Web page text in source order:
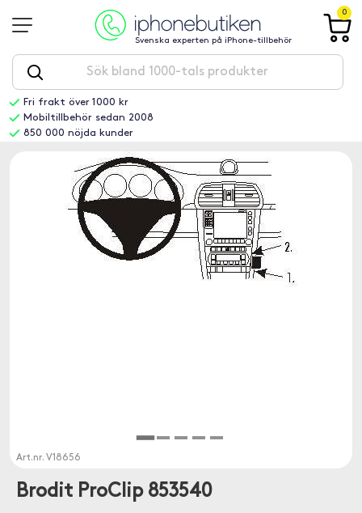
Svenska experten på iPhone-tillbehör
0
Fri frakt över 1000 kr
Mobiltillbehör sedan 2008
850 000 nöjda kunder
Art.nr. V18656
Brodit ProClip 853540